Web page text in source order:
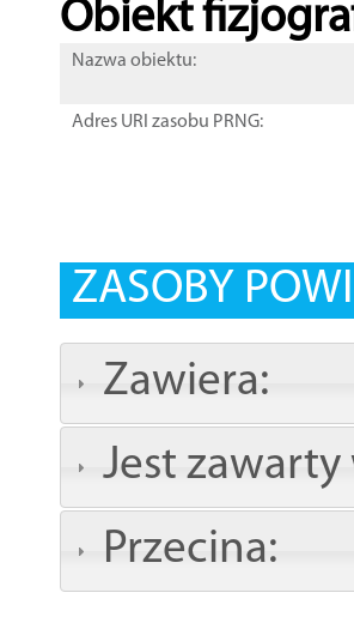
Obiekt
Nazwa obiektu:
Adres URI zasobu PRNG:
ZASOBY
Zawiera:
Jest zawarty
Przecina: